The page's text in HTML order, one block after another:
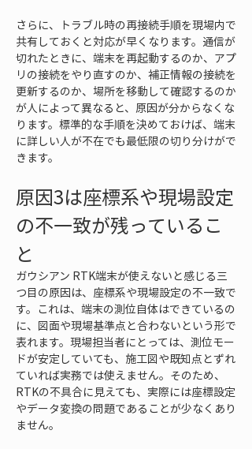
さらに、トラブル時の再接続手順を現場内で
共有しておくと対応が早くなります。通信が
切れたときに、端末を再起動するのか、アプ
リの接続をやり直すのか、補正情報の接続を
更新するのか、場所を移動して確認するのか
が人によって異なると、原因が分からなくな
ります。標準的な手順を決めておけば、端末
に詳しい人が不在でも最低限の切り分けがで
きます。
原因3は座標系や現場設定
の不一致が残っているこ
と
ガウシアン RTK端末が使えないと感じる三
つ目の原因は、座標系や現場設定の不一致で
す。これは、端末の測位自体はできているの
に、図面や現場基準点と合わないという形で
表れます。現場担当者にとっては、測位モー
ドが安定していても、施工図や既知点とずれ
ていれば実務では使えません。そのため、
RTKの不具合に見えても、実際には座標設定
やデータ変換の問題であることが少なくあり
ません。